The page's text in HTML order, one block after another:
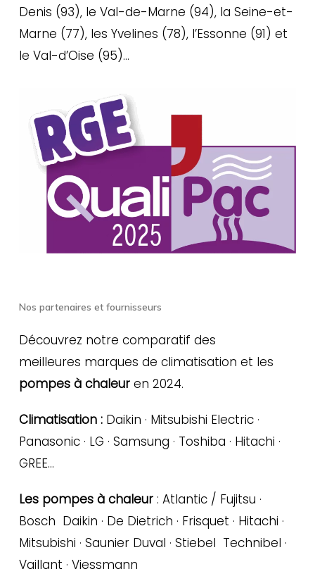
Denis (93), le Val-de-Marne (94), la Seine-et-
Marne (77), les Yvelines (78), l’Essonne (91) et
le Val-d’Oise (95)…
Nos partenaires et fournisseurs
Découvrez notre comparatif des
meilleures marques de climatisation et les
pompes à chaleur en 2024.
Climatisation :Daikin · Mitsubishi Electric ·
Panasonic · LG · Samsung · Toshiba · Hitachi ·
GREE…
Les pompes à chaleur: Atlantic / Fujitsu ·
Bosch Daikin · De Dietrich · Frisquet · Hitachi ·
Mitsubishi · Saunier Duval · Stiebel Technibel ·
Vaillant · Viessmann